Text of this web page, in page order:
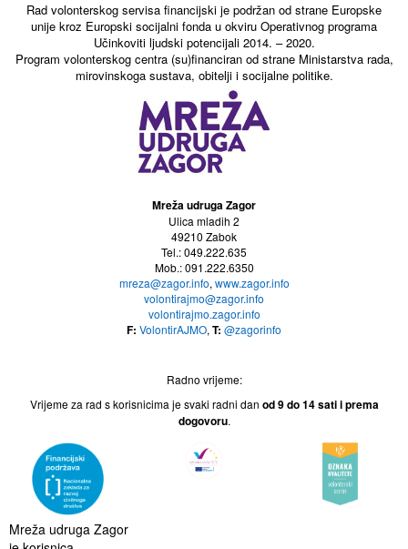
Rad volonterskog servisa financijski je podržan od strane Europske
unije kroz Europski socijalni fonda u okviru Operativnog programa
Učinkoviti ljudski potencijali 2014. – 2020.
Program volonterskog centra (su)financiran od strane Ministarstva rada,
mirovinskoga sustava, obitelji i socijalne politike.
Mreža udruga Zagor
Ulica mladih 2
49210 Zabok
Tel.: 049.222.635
Mob.: 091.222.6350
mreza@zagor.info, www.zagor.info
volontirajmo@zagor.info
volontirajmo.zagor.info
F: VolontirAJMO, T: @zagorinfo
Radno vrijeme:
Vrijeme za rad s korisnicima je svaki radni dan od 9 do 14sati i prema
dogovoru.
Mreža udruga Zagor